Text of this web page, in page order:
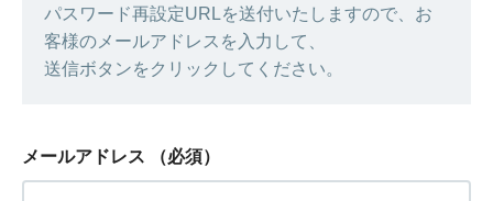
パスワード再設定URLを送付いたしますので、お
客様のメールアドレスを入力して、
送信ボタンをクリックしてください。
メールアドレス （必須）